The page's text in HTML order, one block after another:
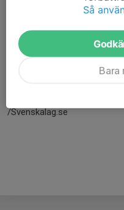
Här hamnar automatiskt de
att kunna börja
/Svenskalag.se
Så
Bara